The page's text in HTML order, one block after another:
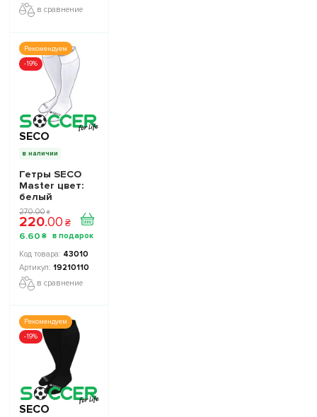
в сравнение
Рекомендуем
-19%
SECO
в наличии
Гетры SECO
Master цвет:
белый
270.00 ₴
220.00 ₴
6.60 ₴
43010
19210110
в сравнение
Рекомендуем
-19%
SECO